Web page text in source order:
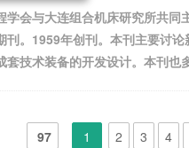
学会与大连组合机床研究所共
刊。1959年创刊。本刊主要讨
套技术装备的开发设计。本刊也
97 1 2 3 4